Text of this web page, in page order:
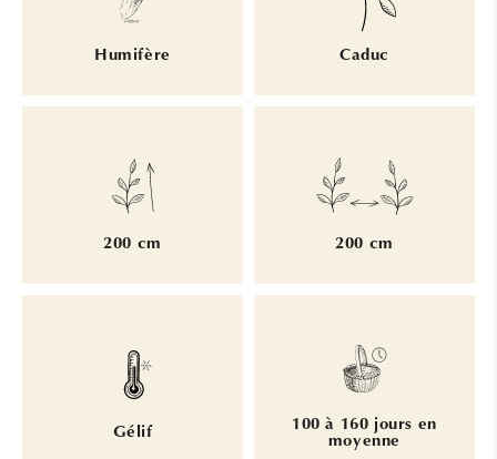
Humifère Caduc
200 cm 200 cm
Gélif
100 à 160 jours en
moyenne